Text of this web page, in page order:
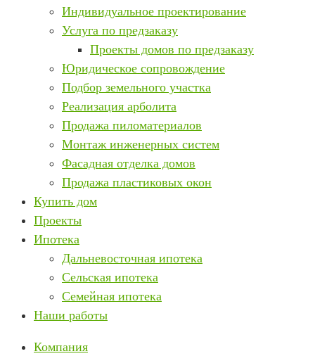
Индивидуальное проектирование
Услуга по предзаказу
Проекты домов по предзаказу
Юридическое сопровождение
Подбор земельного участка
Реализация арболита
Продажа пиломатериалов
Монтаж инженерных систем
Фасадная отделка домов
Продажа пластиковых окон
Купить дом
Проекты
Ипотека
Дальневосточная ипотека
Сельская ипотека
Семейная ипотека
Наши работы
Компания